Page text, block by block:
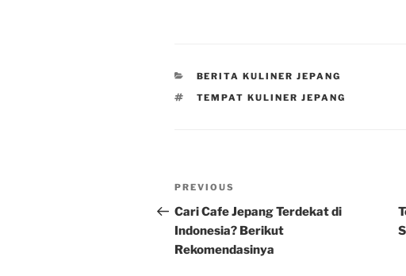
CATEGORIES
BERITA KULINER JEPANG
TAGS
TEMPAT KULINER JEPANG
Post
navigation
Previous
Post
PREVIOUS
Cari Cafe Jepang Terdekat di
Indonesia? Berikut
Rekomendasinya